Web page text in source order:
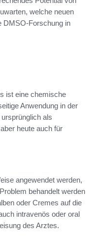
welche neuen
DMSO-Forschung in
ist eine chemische
Anwendung in der
als
heute auch für
angewendet werden,
behandelt werden
oder Cremes auf die
intravenös oder oral
des Arztes.